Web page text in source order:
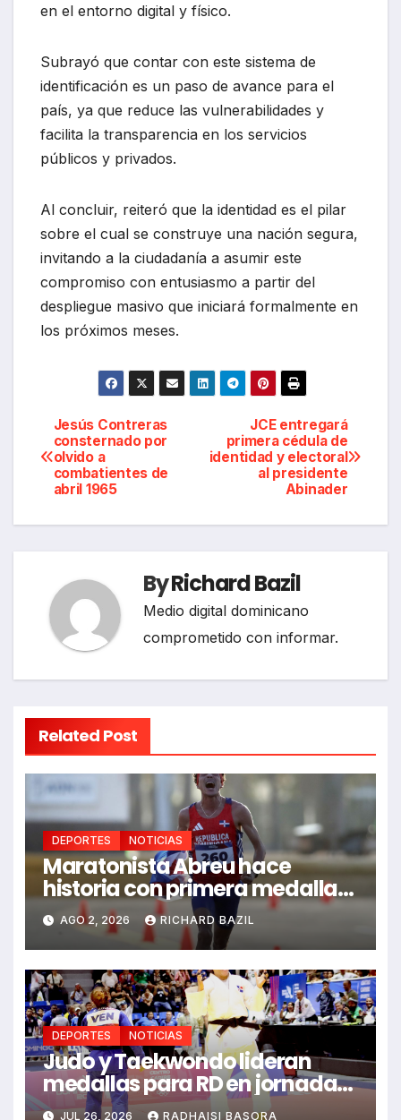
en el entorno digital y físico.
Subrayó que contar con este sistema de
identificación es un paso de avance para el
país, ya que reduce las vulnerabilidades y
facilita la transparencia en los servicios
públicos y privados.
Al concluir, reiteró que la identidad es el pilar
sobre el cual se construye una nación segura,
invitando a la ciudadanía a asumir este
compromiso con entusiasmo a partir del
despliegue masivo que iniciará formalmente en
los próximos meses.
Navegación
de
entradas
JCE entregará
primera cédula de
identidad y electoral
al presidente
Abinader
Jesús Contreras
consternado por
olvido a
combatientes de
abril 1965
ByRichard Bazil
Medio digital dominicano
comprometido con informar.
Related Post
DEPORTES NOTICIAS
Maratonista Abreu hace
historia con primera medalla
en Juegos Santo Domingo
2026
AGO 2, 2026 RICHARD BAZIL
DEPORTES NOTICIAS
Judo y Taekwondo lideran
medallas para RD en jornada
de Juego Santo Domingo 2026
JUL 26, 2026 RADHAISI BASORA